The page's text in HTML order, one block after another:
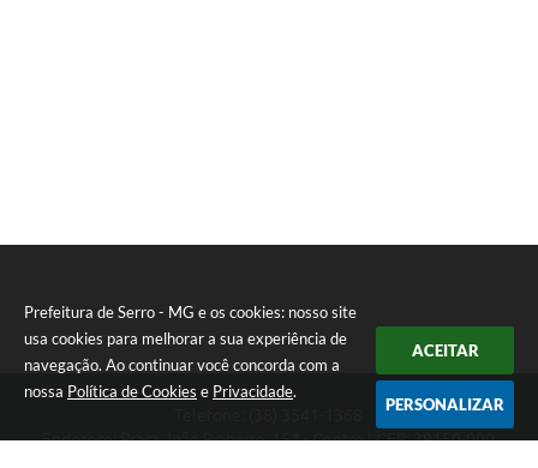
Prefeitura de Serro - MG e os cookies: nosso site
usa cookies para melhorar a sua experiência de
navegação. Ao continuar você concorda com a
nossa Política de Cookies e Privacidade.
ACEITAR
PERSONALIZAR
Endereço: Praça João Pinheiro, 154 - Centro | CEP: 39150-000